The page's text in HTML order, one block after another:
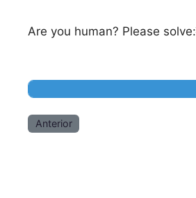
Are you human? Please solve:
Anterior